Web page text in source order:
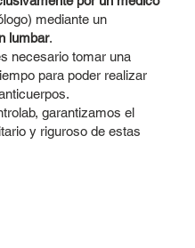
mediante un
lumbar.
necesario tomar una
para poder realizar
garantizamos el
y riguroso de estas